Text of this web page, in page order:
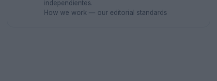
independientes.
How we work — our editorial standards